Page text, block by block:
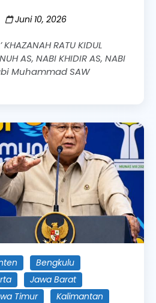
Juni 10, 2026
KHAZANAH RATU KIDUL
AS, NABI KHIDIR AS, NABI
Muhammad SAW
Bengkulu
Jawa Barat
Timur
Kalimantan